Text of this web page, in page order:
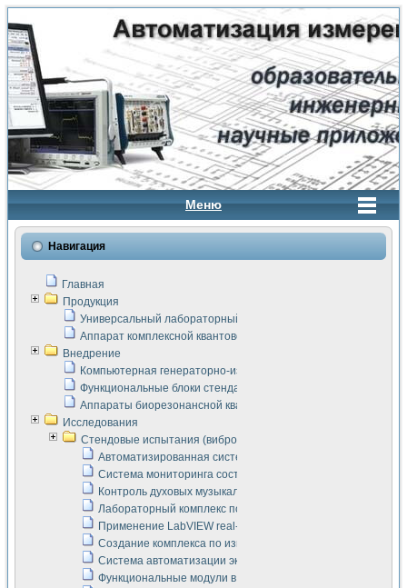
Меню
Навигация
Главная
Продукция
Универсальный лабораторный стенд "Сигнал-USB"
Аппарат комплексной квантовой терапии Интроскан
Внедрение
Компьютерная генераторно-измерительная система
Функциональные блоки стенда "Сигнал-USB"
Аппараты биорезонансной квантовой терапии серии СКАН
Исследования
Стендовые испытания (виброакустика, тензометрия и т.п.)
Автоматизированная система измерения параметров
Система мониторинга состояния тяговых
Контроль духовых музыкальных инструментов
Лабораторный комплекс по исследованию элементной
Применение LabVIEW real-time module для
Создание комплекса по измерению скорости подвижного
Система автоматизации экспериментальных
Функциональные модули в стандарте Nl SCXI для